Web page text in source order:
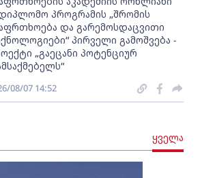
პროგრამის „შრომის
და გარემოსდაცვითი
პირველი გამოშვება -
„გაეცანი პოტენციურ
08/07 14:52
ყველა